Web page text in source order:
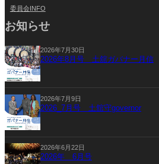
委員会INFO
お知らせ
2026年7月30日
2026年8月号 土舘ガバナー月信
2026年7月9日
2026_7月号 土舘守governor
2026年6月22日
2026年 6月号